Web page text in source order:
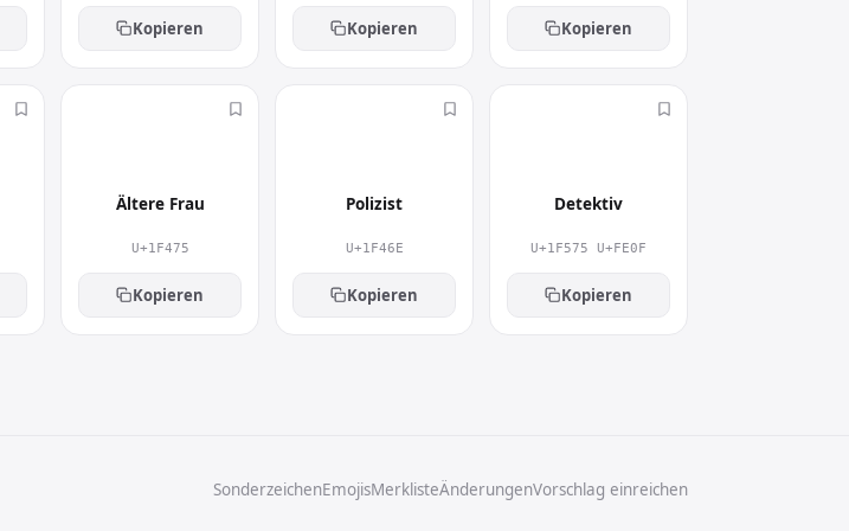
Kopieren Kopieren Kopieren
Ältere Frau
U+1F475
Kopieren
Polizist
U+1F46E
Kopieren
Detektiv
U+1F575 U+FE0F
Kopieren
SonderzeichenEmojisMerklisteÄnderungenVorschlag einreichen